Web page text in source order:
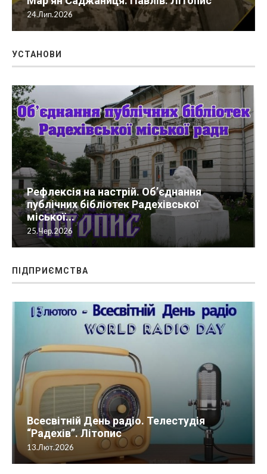
Мар’ян Саджаниця. Павлів. Літопис
24.Лип.2026
Рефлексія на настрій. Об’єднання
публічних бібліотек Радехівської
міської...
25.Чер.2026
ПІДПРИЄМСТВА
Всесвітній День радіо. Телестудія
“Радехів”. Літопис
13.Лют.2026